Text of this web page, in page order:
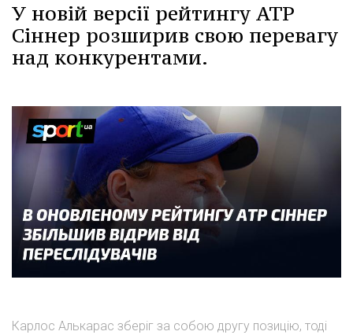
У новій версії рейтингу ATP
Сіннер розширив свою перевагу
над конкурентами.
Карлос Алькарас зберіг за собою другу позицію, тоді